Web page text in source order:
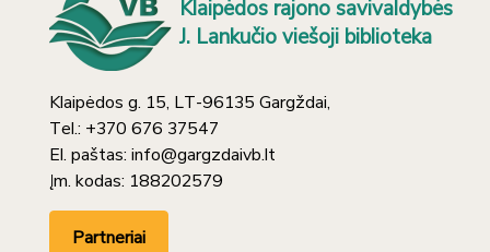
Klaipėdos rajono savivaldybės
J. Lankučio viešoji biblioteka
Klaipėdos g. 15, LT-96135 Gargždai,
Tel.: +370 676 37547
El. paštas: info@gargzdaivb.lt
Įm. kodas: 188202579
Partneriai